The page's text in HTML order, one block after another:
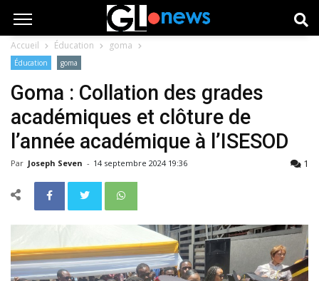
Accueil Éducation goma
Éducation goma
Goma : Collation des grades
académiques et clôture de
l’année académique à l’ISESOD
Par Joseph Seven - 14 septembre 2024 19:36 1